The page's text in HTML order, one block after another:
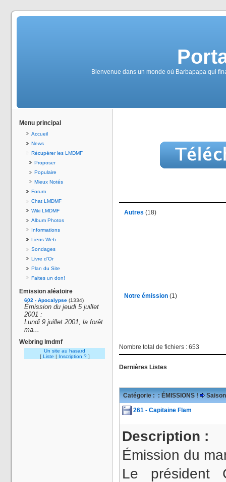
Bienvenue dans un monde où Barbapapa qui
Menu principal
Accueil
News
Récupérer les LMDMF
Proposer
Populaire
Mieux Notés
Forum
Chat LMDMF
Wiki LMDMF
Album Photos
Informations
Liens Web
Sondages
Livre d'Or
Plan du Site
Faites un don!
Emission aléatoire
602 - Apocalypse (1334)
Émission du jeudi 5 juillet
2001 :
Lundi 9 juillet 2001, la forêt
ma...
Webring lmdmf
Un site au hasard
[ Liste | Inscription ? ]
Autres (18)
Notre émission (1)
Nombre total de fichiers : 653
Dernières Listes
Catégorie : : ÉMISSIONS !
261 - Capitaine Flam
Description :
Émission du
Le président